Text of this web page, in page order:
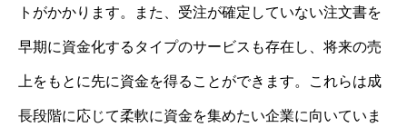
トがかかります。また、受注が確定していない注文書を
早期に資金化するタイプのサービスも存在し、将来の売
上をもとに先に資金を得ることができます。これらは成
長段階に応じて柔軟に資金を集めたい企業に向いていま